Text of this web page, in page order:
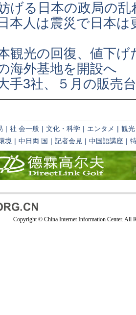
げる日本の政局の乱
人は震災で日本は
観光の回復、値下
海外基地を開設へ
手3社、５月の販売
| 社 会一般 | 文化・科学 | エンタメ | 観光
境 | 中日両 国 | 記者会見 | 中国語講座 |